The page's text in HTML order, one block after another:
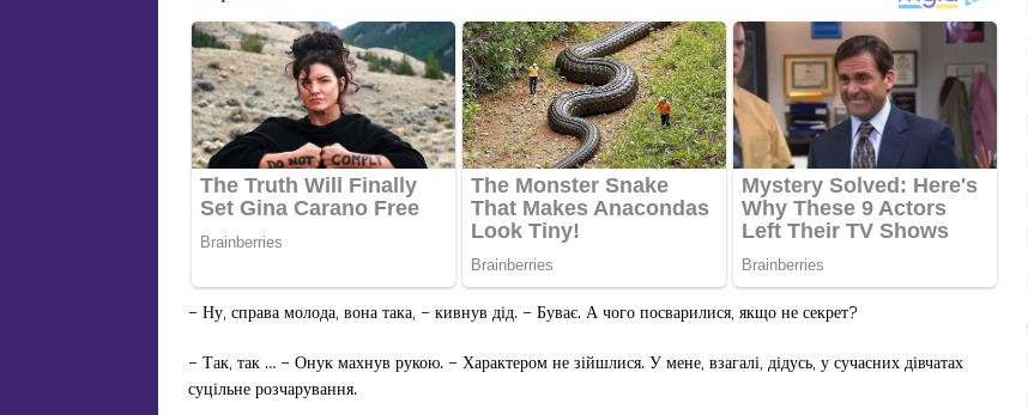
– Ну, справа молода, вона така, – кивнув дід. – Буває. А чого посварилися, якщо не секрет?
– Так, так … – Онук махнув рукою. – Характером не зійшлися. У мене, взагалі, дідусь, у сучасних дівчатах
суцільне розчарування.